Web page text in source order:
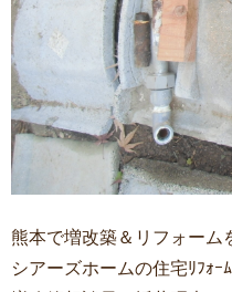
熊本で増改築＆リフォーム
シアーズホームの住宅ﾘﾌｫｰ